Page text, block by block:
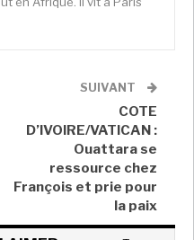
les effets de l’absence
et la lente balkanisation
des habitants vivent en
et où les échecs
ont davantage
les plus vulnérables.
n’ont pas
de la population
aux fonctionnaires et
SUIVANT
COTE
D’IVOIRE/VATICAN :
Ouattara se
ressource chez
François et prie pour
la paix